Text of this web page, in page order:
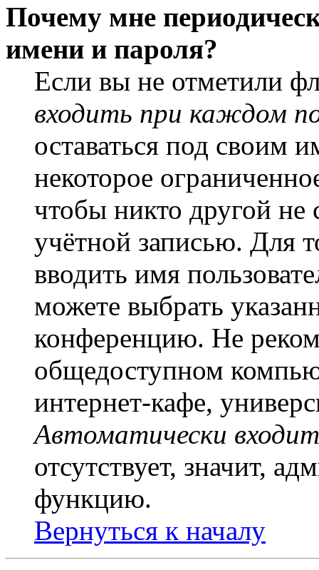
Почему мне
имени и пароля?
Если вы не отметили
входить при каждом
оставаться под своим
некоторое
чтобы никто другой не
учётной записью. Для
вводить имя
можете выбрать
конференцию. Не
общедоступном
интернет-кафе,
Автоматически
отсутствует, значит,
функцию.
Вернуться к началу